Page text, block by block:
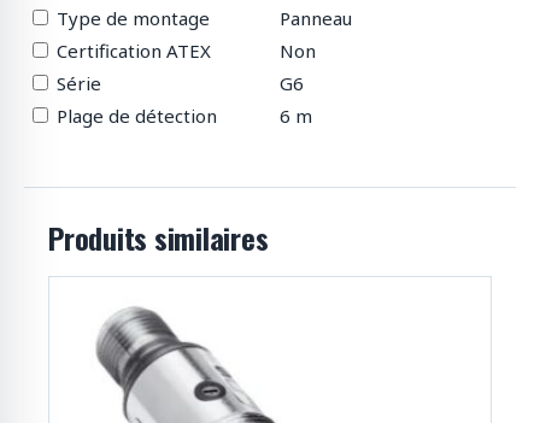
Type de montage
Panneau
Certification ATEX
Non
Série
G6
Plage de détection
6 m
Produits similaires